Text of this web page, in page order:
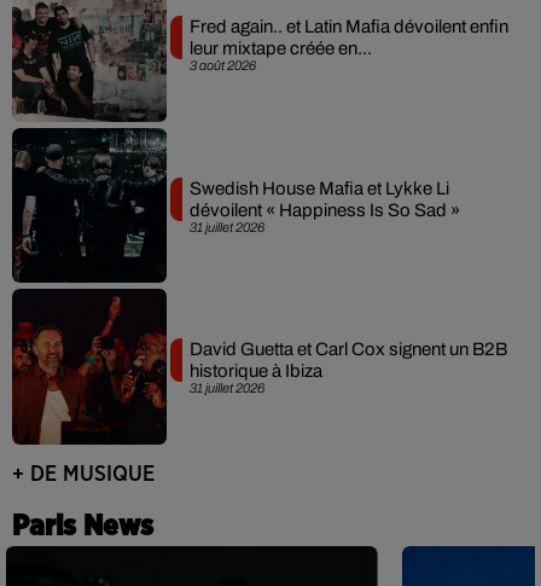
3 août 2026
Fred again.. et Latin Mafia dévoilent enfin
leur mixtape créée en...
31 juillet 2026
Swedish House Mafia et Lykke Li
dévoilent « Happiness Is So Sad »
31 juillet 2026
David Guetta et Carl Cox signent un B2B
historique à Ibiza
+ DE MUSIQUE
Paris News